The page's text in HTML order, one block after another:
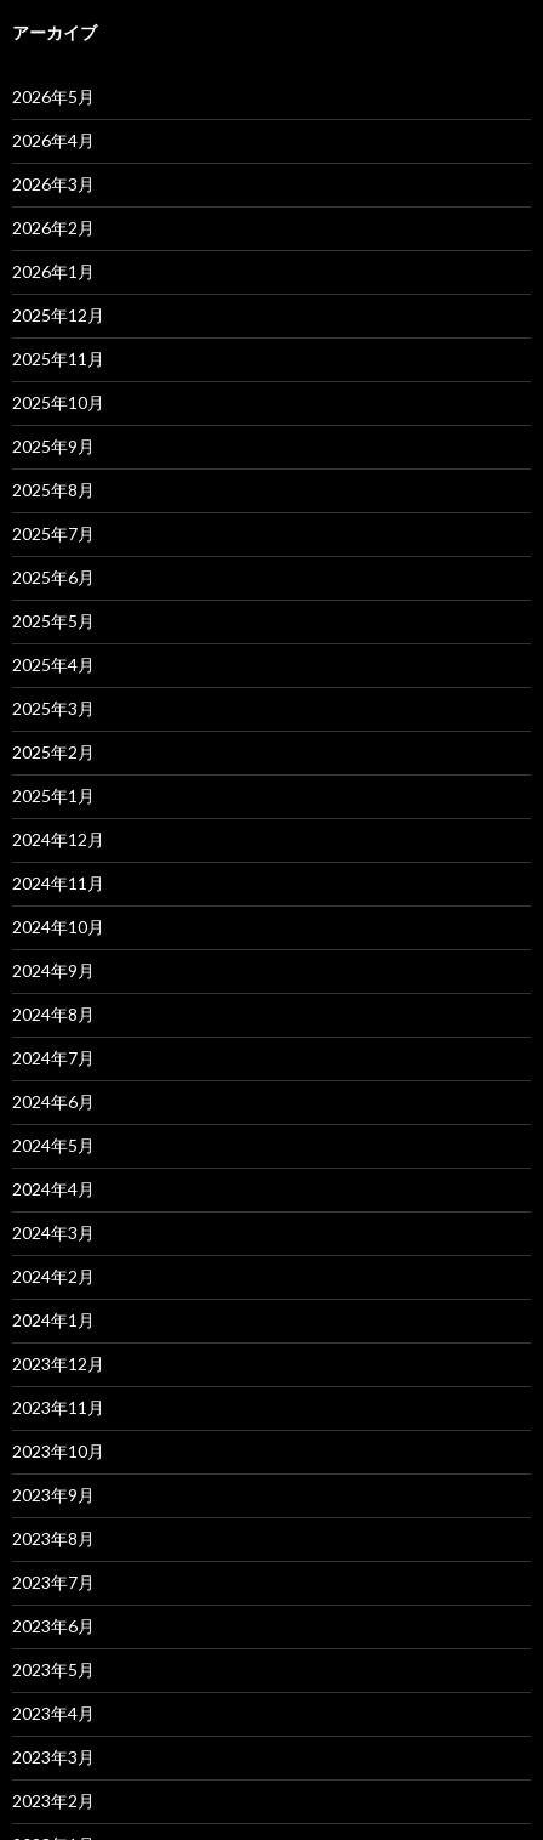
アーカイブ
2026年5月
2026年4月
2026年3月
2026年2月
2026年1月
2025年12月
2025年11月
2025年10月
2025年9月
2025年8月
2025年7月
2025年6月
2025年5月
2025年4月
2025年3月
2025年2月
2025年1月
2024年12月
2024年11月
2024年10月
2024年9月
2024年8月
2024年7月
2024年6月
2024年5月
2024年4月
2024年3月
2024年2月
2024年1月
2023年12月
2023年11月
2023年10月
2023年9月
2023年8月
2023年7月
2023年6月
2023年5月
2023年4月
2023年3月
2023年2月